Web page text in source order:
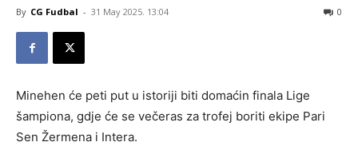
By CG Fudbal - 31 May 2025. 13:04 0
Minehen će peti put u istoriji biti domaćin finala Lige
šampiona, gdje će se večeras za trofej boriti ekipe Pari
Sen Žermena i Intera.